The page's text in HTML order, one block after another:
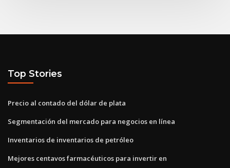
Top Stories
Precio al contado del dólar de plata
Segmentación del mercado para negocios en línea
Inventarios de inventarios de petróleo
Mejores centavos farmacéuticos para invertir en